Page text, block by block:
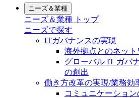
ニーズ＆業種
ニーズ＆業種 トップ
ニーズで探す
ITガバナンスの実現
海外拠点とのネッ
グローバル IT ガバ
の創出
働き方改革の実現/業務効
コミュニケーショ